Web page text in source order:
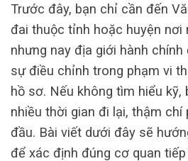
Trước đây, bạn chỉ cần đến
đai thuộc tỉnh hoặc huyện nơi
nhưng nay địa giới hành
sự điều chỉnh trong phạm vi
hồ sơ. Nếu không tìm hiểu kỹ,
nhiều thời gian đi lại, thậm
đầu. Bài viết dưới đây sẽ
để xác định đúng cơ quan